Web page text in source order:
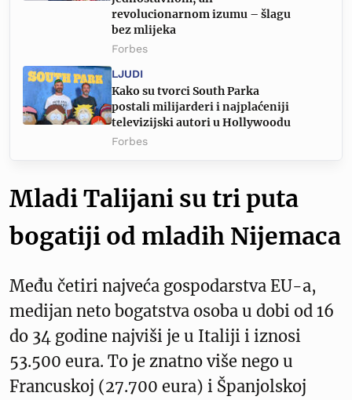
revolucionarnom izumu – šlagu
bez mlijeka
Forbes
LJUDI
Kako su tvorci South Parka
postali milijarderi i najplaćeniji
televizijski autori u Hollywoodu
Forbes
Mladi Talijani su tri puta
bogatiji od mladih Nijemaca
Među četiri najveća gospodarstva EU-a,
medijan neto bogatstva osoba u dobi od 16
do 34 godine najviši je u Italiji i iznosi
53.500 eura. To je znatno više nego u
Francuskoj (27.700 eura) i Španjolskoj